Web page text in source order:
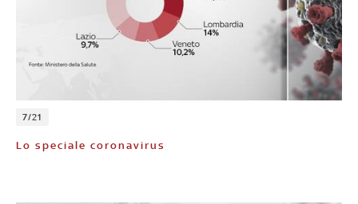
7/21
Lo speciale coronavirus